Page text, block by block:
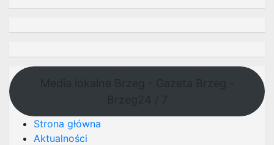
Strona główna
Aktualności